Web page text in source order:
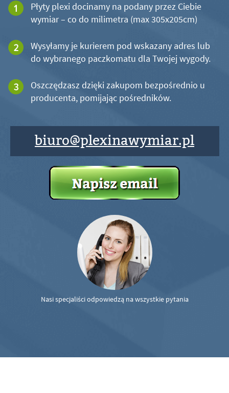
Płyty plexi docinamy na podany przez Ciebie
wymiar – co do milimetra (max 305x205cm)
Wysyłamy je kurierem pod wskazany adres lub
do wybranego paczkomatu dla Twojej wygody.
Oszczędzasz dzięki zakupom bezpośrednio u
producenta, pomijając pośredników.
biuro@plexinawymiar.pl
Nasi specjaliści odpowiedzą na wszystkie pytania